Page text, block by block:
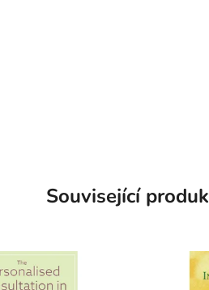
Související